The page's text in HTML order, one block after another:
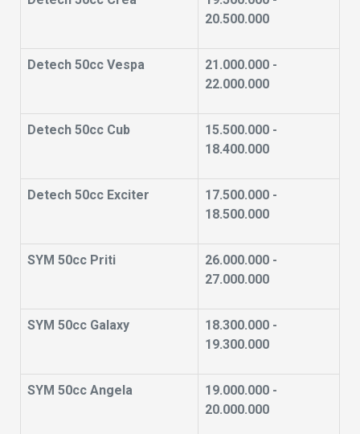
20.500.000
Detech 50cc Vespa
21.000.000 -
22.000.000
Detech 50cc Cub
15.500.000 -
18.400.000
Detech 50cc Exciter
17.500.000 -
18.500.000
SYM 50cc Priti
26.000.000 -
27.000.000
SYM 50cc Galaxy
18.300.000 -
19.300.000
SYM 50cc Angela
19.000.000 -
20.000.000